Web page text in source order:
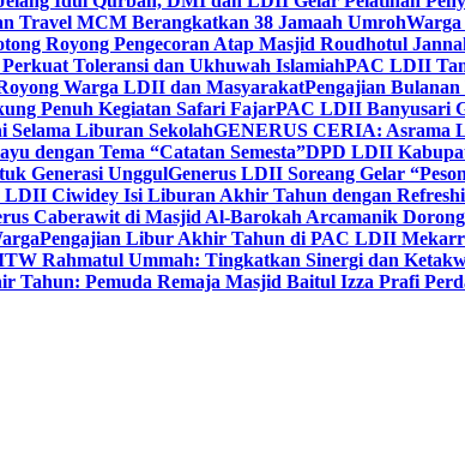
Travel MCM Berangkatkan 38 Jamaah Umroh
Royong Pengecoran Atap Masjid Roudhotul
Toleransi dan Ukhuwah IslamiahPAC LDII
Warga LDII dan MasyarakatPengajian
Penuh Kegiatan Safari FajarPAC LDII Banyusari
Liburan SekolahGENERUS CERIA: Asrama
dengan Tema “Catatan Semesta”DPD LDII
Generasi UnggulGenerus LDII Soreang Gelar
LDII Ciwidey Isi Liburan Akhir Tahun dengan
Caberawit di Masjid Al-Barokah Arcamanik
Pengajian Libur Akhir Tahun di PAC LDII
Rahmatul Ummah: Tingkatkan Sinergi dan
Tahun: Pemuda Remaja Masjid Baitul Izza Prafi